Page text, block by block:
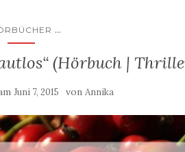
...
(Hörbuch |
Juni 7, 2015 von Annika